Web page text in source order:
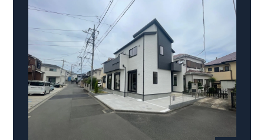
明るく開放的な空間を演出
暮らしに寄り添う住環境
～徒歩圏内～
／コンビニ/ドラッグストア／ 公園
【教育施設】
せんだん保育園 約593m（徒歩8分）​新磯保育園 約
784m（徒歩10分）​新磯小学校 約 715m （徒歩9分） ​相陽中学
校 約2000m（徒歩25分）​
【買い物施設】
ローソン相模原磯部店 約
556m（徒歩7分）
ファミリーマート
4分）